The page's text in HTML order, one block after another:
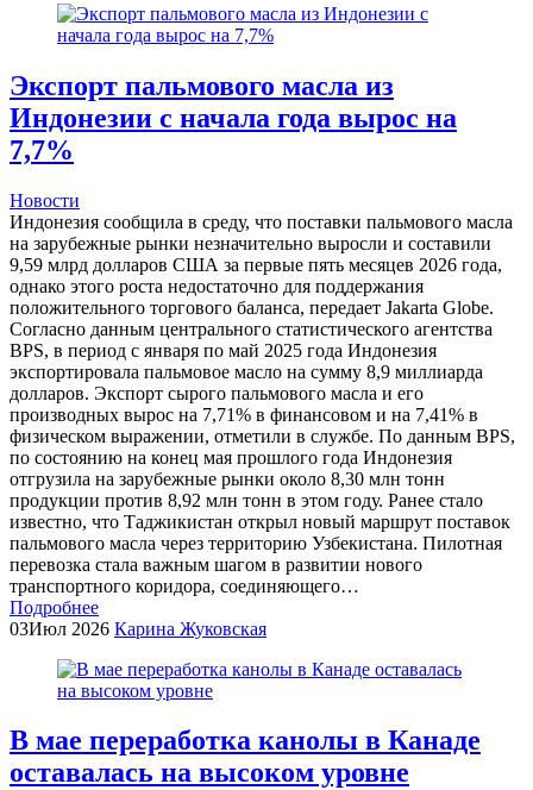
Экспорт пальмового масла из
Индонезии с начала года вырос на
7,7%
Новости
Индонезия сообщила в среду, что поставки пальмового масла
на зарубежные рынки незначительно выросли и составили
9,59 млрд долларов США за первые пять месяцев 2026 года,
однако этого роста недостаточно для поддержания
положительного торгового баланса, передает Jakarta Globe.
Согласно данным центрального статистического агентства
BPS, в период с января по май 2025 года Индонезия
экспортировала пальмовое масло на сумму 8,9 миллиарда
долларов. Экспорт сырого пальмового масла и его
производных вырос на 7,71% в финансовом и на 7,41% в
физическом выражении, отметили в службе. По данным BPS,
по состоянию на конец мая прошлого года Индонезия
отгрузила на зарубежные рынки около 8,30 млн тонн
продукции против 8,92 млн тонн в этом году. Ранее стало
известно, что Таджикистан открыл новый маршрут поставок
пальмового масла через территорию Узбекистана. Пилотная
перевозка стала важным шагом в развитии нового
транспортного коридора, соединяющего…
Подробнее
03Июл 2026 Карина Жуковская
В мае переработка канолы в Канаде
оставалась на высоком уровне